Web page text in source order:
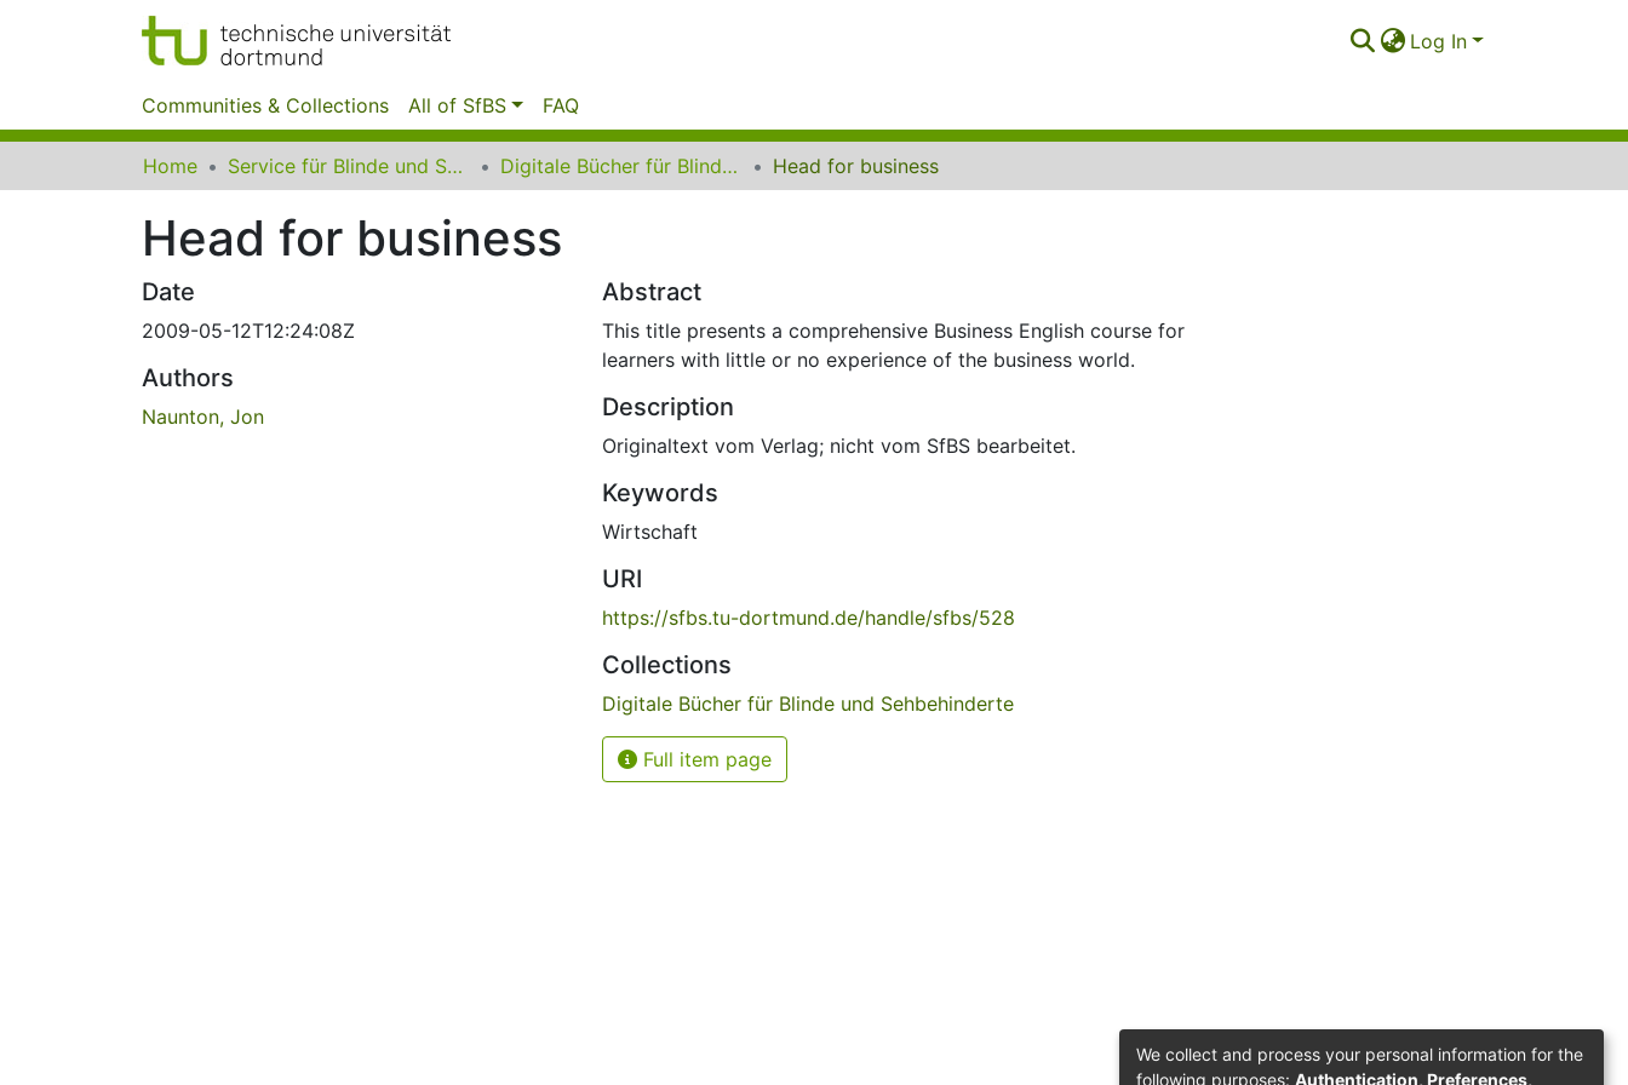
Log In
Communities & Collections All of SfBS FAQ
Home Service für Blinde und Sehbehinderte der UB Dortmund Digitale Bücher für Blinde und Sehbehinderte Head for business
Head for business
Date
2009-05-12T12:24:08Z
Authors
Naunton, Jon
Abstract
This title presents a comprehensive Business English course for
learners with little or no experience of the business world.
Description
Originaltext vom Verlag; nicht vom SfBS bearbeitet.
Keywords
Wirtschaft
URI
https://sfbs.tu-dortmund.de/handle/sfbs/528
Collections
Digitale Bücher für Blinde und Sehbehinderte
Full item page
We collect and process your personal information for the
following purposes: Authentication, Preferences,